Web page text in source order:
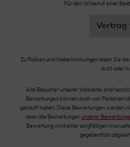
Für den Widerruf einer
Vertrag
Zu Risiken und Nebenwirkungen lesen Sie
Arzt oder
Alle Besucher unserer Webseite sind
Bewertungen können auch von Personen
gekauft haben. Diese Bewertungen werden
dass alle Bewertungen unserer
Bewertung wird einer sorgfältigen
gegebenfalls